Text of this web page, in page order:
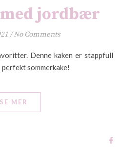
med jordbær
/ No Comments
sommerkake!
SE MER